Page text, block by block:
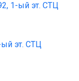
1-ый эт. СТЦ
ый эт. СТЦ